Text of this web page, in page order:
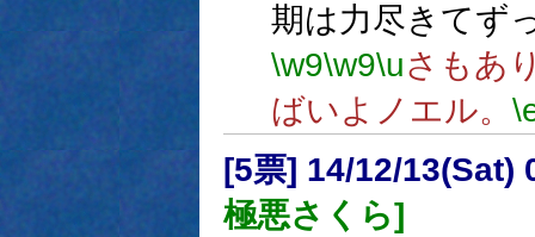
期は力尽きてず
\w9\w9\uさもあ
ばいよノエル。
[5票] 14/12/13(Sat)
極悪さくら]